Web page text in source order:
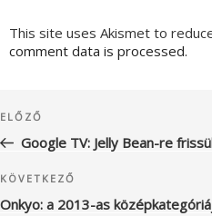
This site uses Akismet to
comment data is processed.
navigáció
Korábbi
bejegyzés
ELŐZŐ
Google TV: Jelly Bean-re
Következő
bejegyzés
KÖVETKEZŐ
Onkyo: a 2013-as